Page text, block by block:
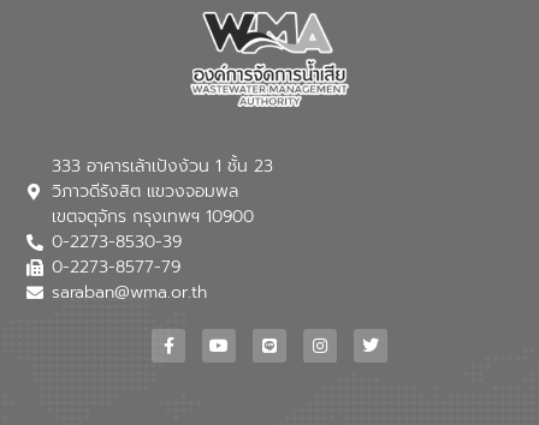
(อจน.) มาผสานกับประสบการณ์และ
เทคโนโลยีโครงข่ายน้ำครบวงจรในพื้นที่ EEC
ของอีสท์ วอเตอร์ เพื่อร่วมกันศึกษา
เทคโนโลยีการปรับปรุงคุณภาพน้ำ (Water
Reuse) และพัฒนารูปแบบการดำเนินงาน
ใช้น้ำที่พุ่งสูงขึ้นจากการขยายตัวของ
การองค์การจัดการน้ำเสีย กล่าวถึงภารกิจ
เพื่อสนับสนุนการพัฒนาเมืองอย่างยั่งยืน
ขณะที่ นายบดินทร์ อุดล กรรมการผู้อำนวย
333 อาคารเล้าเป้งง้วน 1 ชั้น 23
วิภาวดีรังสิต แขวงจอมพล
เขตจตุจักร กรุงเทพฯ 10900
0-2273-8530-39
0-2273-8577-79
saraban@wma.or.th